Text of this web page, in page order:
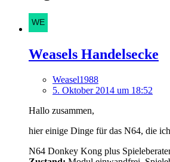
Weasels Handelsecke
Weasel1988
5. Oktober 2014 um 18:52
Hallo zusammen,
hier einige Dinge für das N64, die
N64 Donkey Kong plus